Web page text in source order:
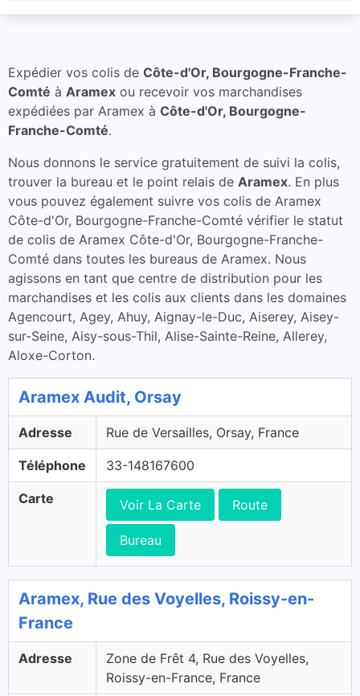
Expédier vos colis de Côte-d'Or, Bourgogne-Franche-
Comté à Aramex ou recevoir vos marchandises
expédiées par Aramex à Côte-d'Or, Bourgogne-
Franche-Comté.
Nous donnons le service gratuitement de suivi la colis,
trouver la bureau et le point relais de Aramex. En plus
vous pouvez également suivre vos colis de Aramex
Côte-d'Or, Bourgogne-Franche-Comté vérifier le statut
de colis de Aramex Côte-d'Or, Bourgogne-Franche-
Comté dans toutes les bureaus de Aramex. Nous
agissons en tant que centre de distribution pour les
marchandises et les colis aux clients dans les domaines
Agencourt, Agey, Ahuy, Aignay-le-Duc, Aiserey, Aisey-
sur-Seine, Aisy-sous-Thil, Alise-Sainte-Reine, Allerey,
Aloxe-Corton.
Aramex Audit, Orsay
Adresse Rue de Versailles, Orsay, France
Téléphone 33-148167600
Carte Voir La Carte Route
Bureau
Aramex, Rue des Voyelles, Roissy-en-
France
Adresse
Zone de Frêt 4, Rue des Voyelles,
Roissy-en-France, France